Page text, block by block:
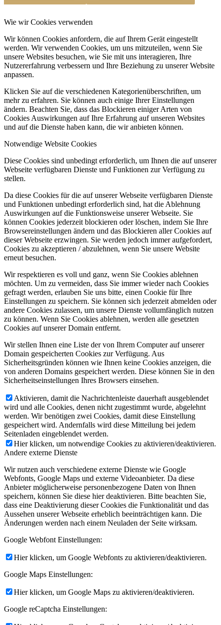
Wie wir Cookies verwenden
Wir können Cookies anfordern, die auf Ihrem Gerät eingestellt
werden. Wir verwenden Cookies, um uns mitzuteilen, wenn Sie
unsere Websites besuchen, wie Sie mit uns interagieren, Ihre
Nutzererfahrung verbessern und Ihre Beziehung zu unserer Website
anpassen.
Klicken Sie auf die verschiedenen Kategorienüberschriften, um
mehr zu erfahren. Sie können auch einige Ihrer Einstellungen
ändern. Beachten Sie, dass das Blockieren einiger Arten von
Cookies Auswirkungen auf Ihre Erfahrung auf unseren Websites
und auf die Dienste haben kann, die wir anbieten können.
Notwendige Website Cookies
Diese Cookies sind unbedingt erforderlich, um Ihnen die auf unserer
Webseite verfügbaren Dienste und Funktionen zur Verfügung zu
stellen.
Da diese Cookies für die auf unserer Webseite verfügbaren Dienste
und Funktionen unbedingt erforderlich sind, hat die Ablehnung
Auswirkungen auf die Funktionsweise unserer Webseite. Sie
können Cookies jederzeit blockieren oder löschen, indem Sie Ihre
Browsereinstellungen ändern und das Blockieren aller Cookies auf
dieser Webseite erzwingen. Sie werden jedoch immer aufgefordert,
Cookies zu akzeptieren / abzulehnen, wenn Sie unsere Website
erneut besuchen.
Wir respektieren es voll und ganz, wenn Sie Cookies ablehnen
möchten. Um zu vermeiden, dass Sie immer wieder nach Cookies
gefragt werden, erlauben Sie uns bitte, einen Cookie für Ihre
Einstellungen zu speichern. Sie können sich jederzeit abmelden oder
andere Cookies zulassen, um unsere Dienste vollumfänglich nutzen
zu können. Wenn Sie Cookies ablehnen, werden alle gesetzten
Cookies auf unserer Domain entfernt.
Wir stellen Ihnen eine Liste der von Ihrem Computer auf unserer
Domain gespeicherten Cookies zur Verfügung. Aus
Sicherheitsgründen können wie Ihnen keine Cookies anzeigen, die
von anderen Domains gespeichert werden. Diese können Sie in den
Sicherheitseinstellungen Ihres Browsers einsehen.
Aktivieren, damit die Nachrichtenleiste dauerhaft ausgeblendet
wird und alle Cookies, denen nicht zugestimmt wurde, abgelehnt
werden. Wir benötigen zwei Cookies, damit diese Einstellung
gespeichert wird. Andernfalls wird diese Mitteilung bei jedem
Seitenladen eingeblendet werden.
Hier klicken, um notwendige Cookies zu aktivieren/deaktivieren.
Andere externe Dienste
Wir nutzen auch verschiedene externe Dienste wie Google
Webfonts, Google Maps und externe Videoanbieter. Da diese
Anbieter möglicherweise personenbezogene Daten von Ihnen
speichern, können Sie diese hier deaktivieren. Bitte beachten Sie,
dass eine Deaktivierung dieser Cookies die Funktionalität und das
Aussehen unserer Webseite erheblich beeinträchtigen kann. Die
Änderungen werden nach einem Neuladen der Seite wirksam.
Google Webfont Einstellungen:
Hier klicken, um Google Webfonts zu aktivieren/deaktivieren.
Google Maps Einstellungen:
Hier klicken, um Google Maps zu aktivieren/deaktivieren.
Google reCaptcha Einstellungen: